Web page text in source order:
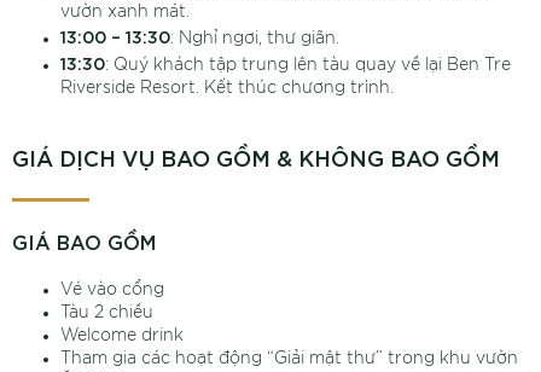
vườn xanh mát.
13:00 – 13:30: Nghỉ ngơi, thư giãn.
13:30: Quý khách tập trung lên tàu quay về lại Ben Tre
Riverside Resort. Kết thúc chương trình.
GIÁ DỊCH VỤ BAO GỒM & KHÔNG BAO GỒM
GIÁ BAO GỒM
Vé vào cổng
Tàu 2 chiều
Welcome drink
Tham gia các hoạt động “Giải mật thư” trong khu vườn